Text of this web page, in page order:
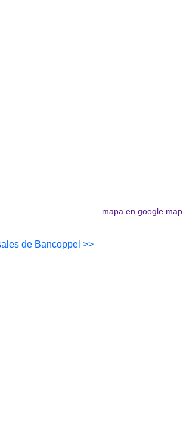
mapa en google map
de Bancoppel >>